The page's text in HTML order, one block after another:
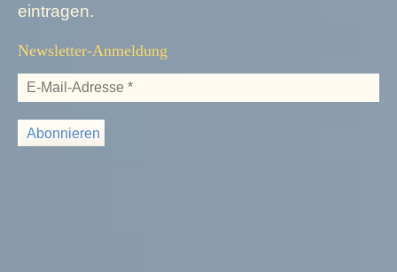
eintragen.
Newsletter-Anmeldung